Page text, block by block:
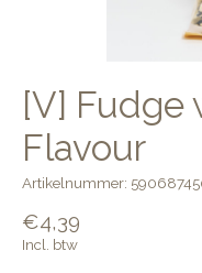
[V] Fudge
Flavour
Artikelnummer:
€4,39
Incl. btw